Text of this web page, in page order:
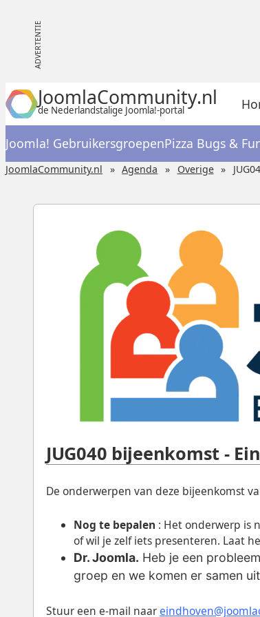
JoomlaCommunity.nl
de Nederlandstalige Joomla!-portal
Joomla! GebruikersgroepenPizza Bugs &
JoomlaCommunity.nl Agenda Overige
JUG040 bijeenkomst -
De onderwerpen van deze bijeenkomst
Nog te bepalen : Het onderwerp is
of wil je zelf iets presenteren. Laat
Dr. Joomla. Heb je een
groep en we komen er samen
Stuur een e-mail naar